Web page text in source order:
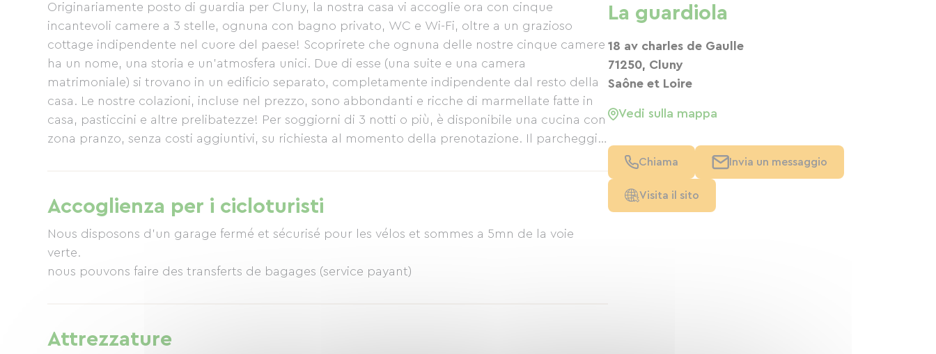
Originariamente posto di guardia per Cluny, la nostra casa vi accoglie ora con cinque
incantevoli camere a 3 stelle, ognuna con bagno privato, WC e Wi-Fi, oltre a un grazioso
cottage indipendente nel cuore del paese! Scoprirete che ognuna delle nostre cinque camere
ha un nome, una storia e un'atmosfera unici. Due di esse (una suite e una camera
matrimoniale) si trovano in un edificio separato, completamente indipendente dal resto della
casa. Le nostre colazioni, incluse nel prezzo, sono abbondanti e ricche di marmellate fatte in
casa, pasticcini e altre prelibatezze! Per soggiorni di 3 notti o più, è disponibile una cucina con
zona pranzo, senza costi aggiuntivi, su richiesta al momento della prenotazione. Il parcheggio
Accoglienza per i cicloturisti
Nous disposons d'un garage fermé et sécurisé pour les vélos et sommes a 5mn de la voie
verte.
nous pouvons faire des transferts de bagages (service payant)
Attrezzature
La guardiola
18 av charles de Gaulle
71250, Cluny
Saône et Loire
Vedi sulla mappa
Chiama Invia un messaggio
Visita il sito